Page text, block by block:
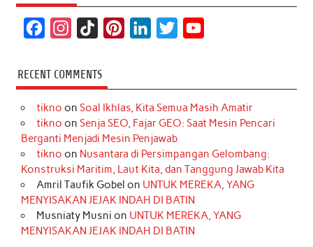
c
e
b
o
k
s
t
a
r
a
m
k
T
o
k
t
e
r
e
s
t
k
e
d
I
n
t
t
r
T
u
e
RECENT COMMENTS
tikno on Soal Ikhlas, Kita Semua Masih Amatir
tikno on Senja SEO, Fajar GEO: Saat Mesin Pencari
Berganti Menjadi Mesin Penjawab
tikno on Nusantara di Persimpangan Gelombang:
Konstruksi Maritim, Laut Kita, dan Tanggung Jawab Kita
Amril Taufik Gobel on UNTUK MEREKA, YANG
MENYISAKAN JEJAK INDAH DI BATIN
Musniaty Musni on UNTUK MEREKA, YANG
MENYISAKAN JEJAK INDAH DI BATIN